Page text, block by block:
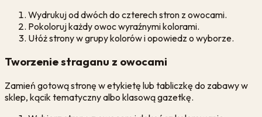
Wydrukuj od dwóch do czterech stron z owocami.
Pokoloruj każdy owoc wyraźnymi kolorami.
Ułóż strony w grupy kolorów i opowiedz o wyborze.
Tworzenie straganu z owocami
Zamień gotową stronę w etykietę lub tabliczkę do zabawy w
sklep, kącik tematyczny albo klasową gazetkę.